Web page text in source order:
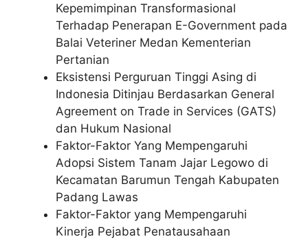
Kepemimpinan Transformasional
Terhadap Penerapan E-Government pada
Balai Veteriner Medan Kementerian
Pertanian
Eksistensi Perguruan Tinggi Asing di
Indonesia Ditinjau Berdasarkan General
Agreement on Trade in Services (GATS)
dan Hukum Nasional
Faktor-Faktor Yang Mempengaruhi
Adopsi Sistem Tanam Jajar Legowo di
Kecamatan Barumun Tengah Kabupaten
Padang Lawas
Faktor-Faktor yang Mempengaruhi
Kinerja Pejabat Penatausahaan